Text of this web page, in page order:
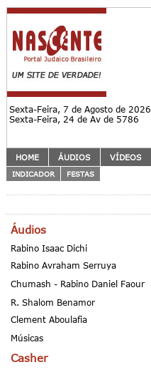
Sexta-Feira, 7 de Agosto de 2026
Sexta-Feira, 24 de Av de 5786
HOME ÁUDIOS VÍDEOS
INDICADOR FESTAS
Áudios
Rabino Isaac Dichi
Rabino Avraham Serruya
Chumash - Rabino Daniel Faour
R. Shalom Benamor
Clement Aboulafia
Músicas
Casher